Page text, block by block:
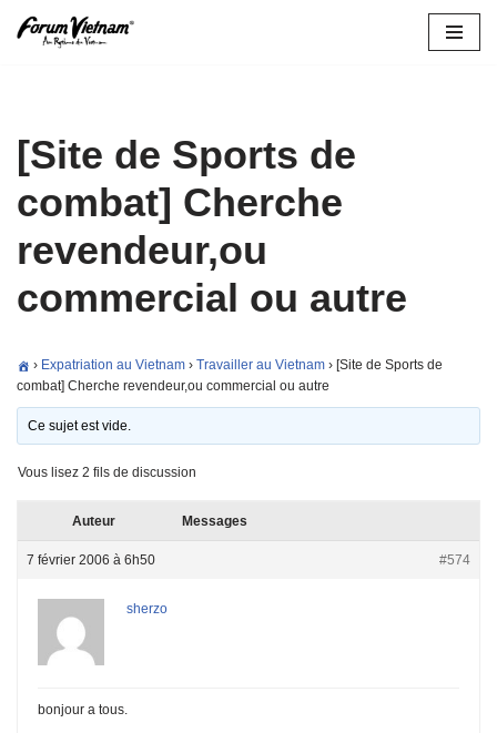
[Site de Sports de
combat] Cherche
revendeur,ou
commercial ou autre
› Expatriation au Vietnam › Travailler au Vietnam › [Site de Sports de
combat] Cherche revendeur,ou commercial ou autre
Ce sujet est vide.
Vous lisez 2 fils de discussion
Auteur Messages
7 février 2006 à 6h50 #574
sherzo
bonjour a tous.